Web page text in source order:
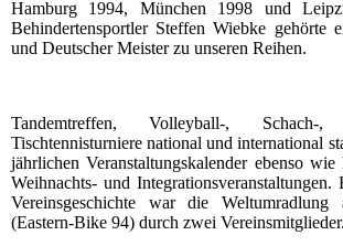
Hamburg 1994, München 1998 und
Behindertensportler Steffen Wiebke gehörte
und Deutscher Meister zu unseren Reihen.
Tandemtreffen, Volleyball-,
Tischtennisturniere national und international
jährlichen Veranstaltungskalender ebenso
Weihnachts- und
Vereinsgeschichte war die
(Eastern-Bike 94) durch zwei Vereinsmitglieder.